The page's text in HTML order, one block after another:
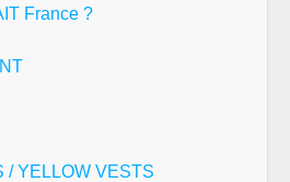
France ?
/ YELLOW VESTS